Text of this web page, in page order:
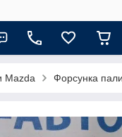
Mazda Форсунка